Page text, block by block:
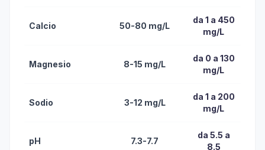
Calcio 50-80 mg/L
da 1 a 450
mg/L
Magnesio 8-15 mg/L
da 0 a 130
mg/L
Sodio 3-12 mg/L
da 1 a 200
mg/L
pH 7.3-7.7
da 5.5 a
8.5